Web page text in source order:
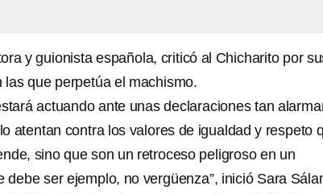
y guionista española, criticó al Chicharito por
que perpetúa el machismo.
actuando ante unas declaraciones tan
atentan contra los valores de igualdad y respeto
sino que son un retroceso peligroso en un
debe ser ejemplo, no vergüenza”, inició Sara